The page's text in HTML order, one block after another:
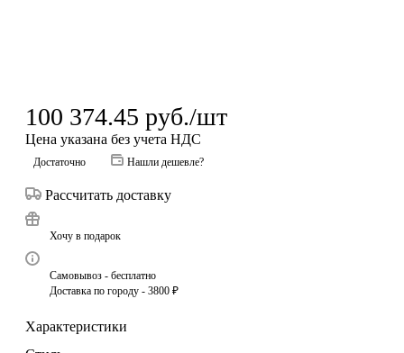
100 374.45 руб./шт
Цена указана без учета НДС
Достаточно Нашли дешевле?
Рассчитать доставку
Хочу в подарок
Самовывоз - бесплатно
Доставка по городу - 3800 ₽
Характеристики